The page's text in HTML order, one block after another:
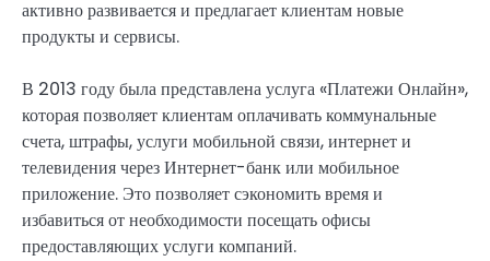
активно развивается и предлагает клиентам новые
продукты и сервисы.
В 2013 году была представлена услуга «Платежи Онлайн»,
которая позволяет клиентам оплачивать коммунальные
счета, штрафы, услуги мобильной связи, интернет и
телевидения через Интернет-банк или мобильное
приложение. Это позволяет сэкономить время и
избавиться от необходимости посещать офисы
предоставляющих услуги компаний.